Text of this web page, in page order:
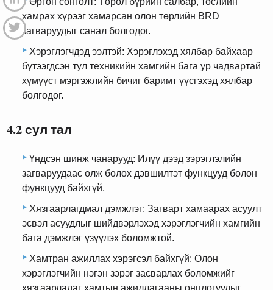
хамрах хүрээг хамарсан олон төрлийн BRD
загваруудыг санал болгодог.
Хэрэглэгчдэд ээлтэй: Хэрэглэхэд хялбар байхаар
бүтээгдсэн тул техникийн хамгийн бага ур чадвартай
хүмүүст мэргэжлийн бичиг баримт үүсгэхэд хялбар
болгодог.
4.2 сул тал
Үндсэн шинж чанарууд: Илүү дээд зэрэглэлийн
загваруудаас олж болох дэвшилтэт функцууд болон
функцууд байхгүй.
Хязгаарлагдмал дэмжлэг: Загварт хамаарах асуулт
эсвэл асуудлыг шийдвэрлэхэд хэрэглэгчийн хамгийн
бага дэмжлэг үзүүлэх боломжтой.
Хамтран ажиллах хэрэгсэл байхгүй: Олон
хэрэглэгчийн нэгэн зэрэг засварлах боломжийг
хязгаарладаг хамтын ажиллагааны онцлогуудыг